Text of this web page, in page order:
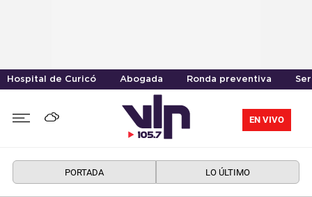
Hospital de Curicó Abogada Ronda preventiva
EN VIVO
PORTADA LO ÚLTIMO